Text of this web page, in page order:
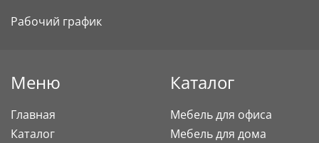
Рабочий график
Меню
Главная
Каталог
Каталог
Мебель для офиса
Мебель для дома